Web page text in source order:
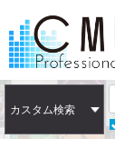
カスタム検索